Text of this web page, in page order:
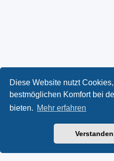
Diese Website nutzt
bestmöglichen Komfort bei
bieten. Mehr erfahren